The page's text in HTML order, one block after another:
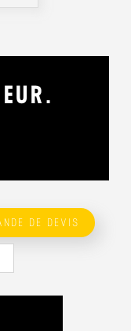
DE DEVIS